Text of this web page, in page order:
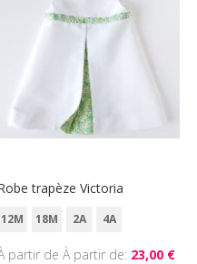
trapèze Victoria
12M 18M 2A 4A
À partir de 23,00 €